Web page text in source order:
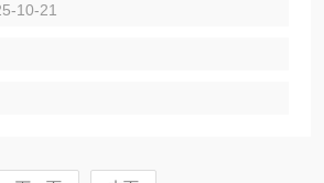
加工。无论是模具、电力零部件还是汽
曲面加工，并支持整机定制方案，提供终
10-21